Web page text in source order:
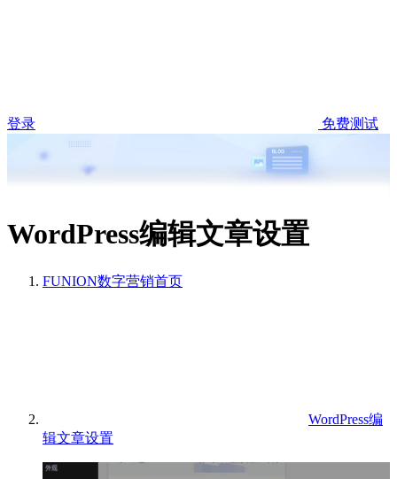
登录 免费测试
WordPress编辑文章设置
FUNION数字营销首页
WordPress编
辑文章设置